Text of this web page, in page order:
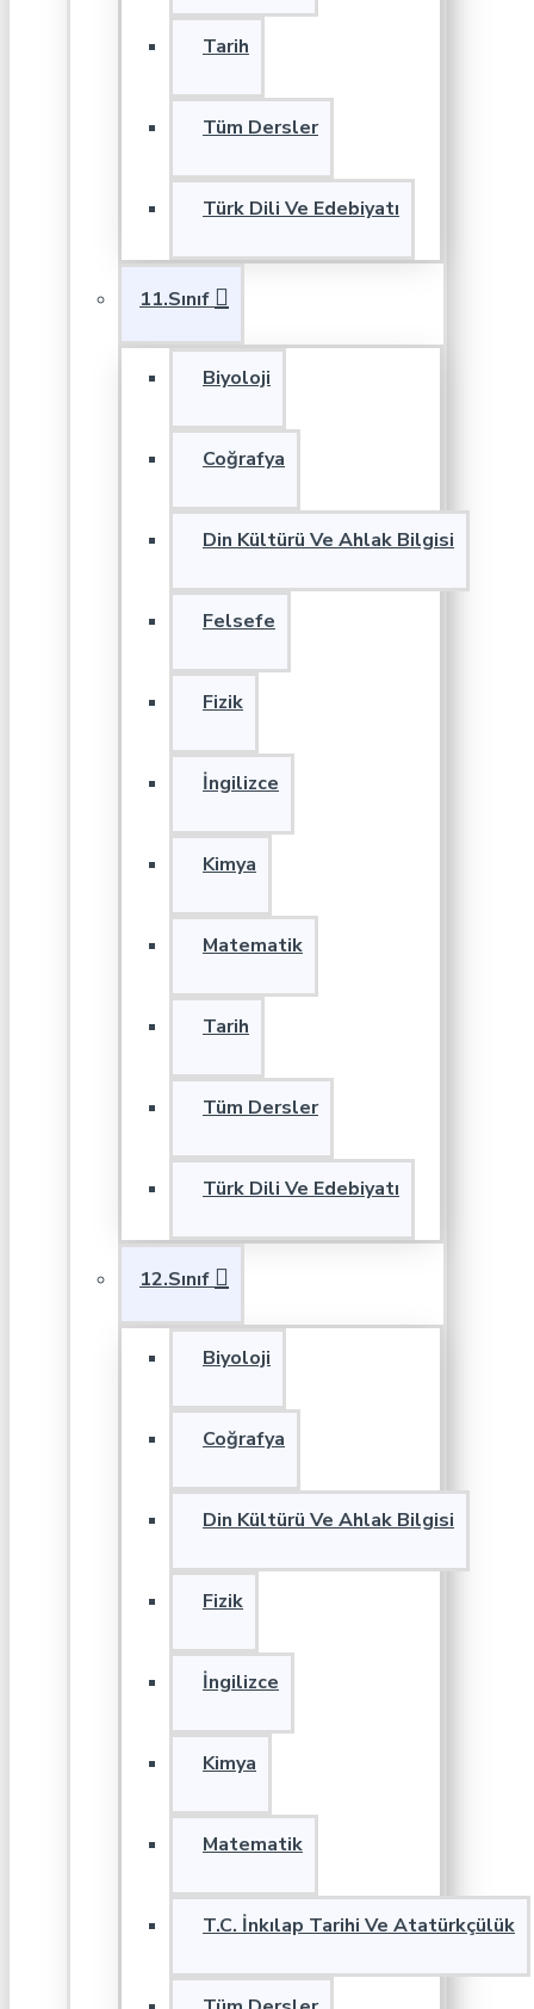
Tarih
Tüm Dersler
Türk Dili Ve Edebiyatı
11.Sınıf
Biyoloji
Coğrafya
Din Kültürü Ve Ahlak Bilgisi
Felsefe
Fizik
İngilizce
Kimya
Matematik
Tarih
Tüm Dersler
Türk Dili Ve Edebiyatı
12.Sınıf
Biyoloji
Coğrafya
Din Kültürü Ve Ahlak Bilgisi
Fizik
İngilizce
Kimya
Matematik
T.C. İnkılap Tarihi Ve Atatürkçülük